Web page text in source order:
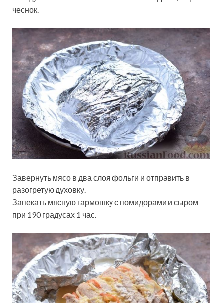
чеснок.
Завернуть мясо в два слоя фольги и отправить в
разогретую духовку.
Запекать мясную гармошку с помидорами и сыром
при 190 градусах 1 час.